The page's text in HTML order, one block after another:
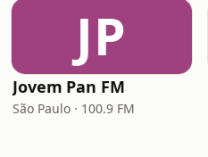
JP
Jovem Pan FM
São Paulo · 100.9 FM